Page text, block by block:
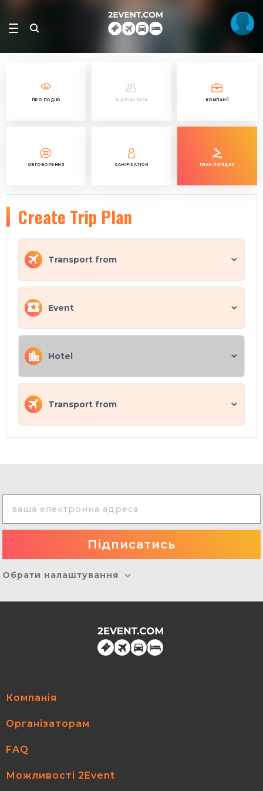
ПРО ПОДІЮ ВІДВІДУВАЧІ КОМПАНІЇ
ОБГОВОРЕННЯ GAMIFICATION ПЛАН ПОЇЗДКИ
Create Trip Plan
Transport from
Event
Hotel
Transport from
Обрати налаштування
Компанія
Організаторам
FAQ
Можливості 2Event